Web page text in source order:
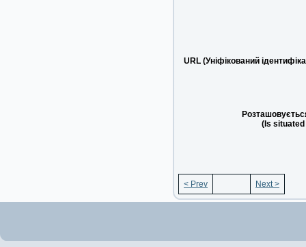
URL (Уніфікований
(Is
< Prev Next >